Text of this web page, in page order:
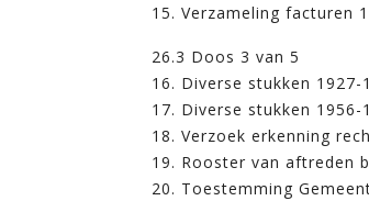
15. Verzameling facturen
26.3 Doos 3 van 5
16. Diverse stukken 1927-
17. Diverse stukken 1956-
18. Verzoek erkenning
19. Rooster van aftreden
20. Toestemming